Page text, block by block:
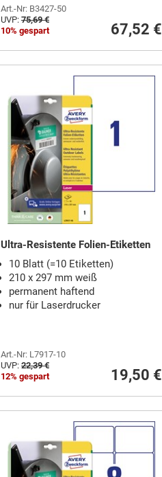
Art.-Nr: B3427-50
UVP: 75,69 €
10% gespart
67,52 €
Ultra-Resistente Folien-Etiketten
10 Blatt (=10 Etiketten)
210 x 297 mm weiß
permanent haftend
nur für Laserdrucker
Art.-Nr: L7917-10
UVP: 22,39 €
12% gespart
19,50 €